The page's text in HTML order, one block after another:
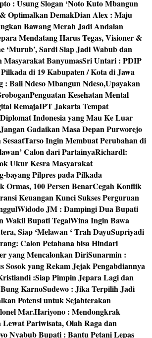
: Usung Slogan ‘Noto Kuto Mbangun
Optimalkan DemakDian Alex : Maju
Bawang Merah Jadi Andalan
Mendatang Harus Tegas, Visioner &
‘Murub’, Sardi Siap Jadi Wabub dan
Masyarakat BanyumasSri Untari : PDIP
di 19 Kabupaten / Kota di Jawa
: Bali Ndeso Mbangun Ndeso,Upayakan
Penguatan Kesehatan Mental
RemajaIPT Jakarta Tempat
Indonesia yang Mau Ke Luar
Gadaikan Masa Depan Purworejo
Tarso Ingin Membuat Perubahan di
Calon dari PartainyaRichardl:
Ukur Kesra Masyarakat
bayang Pilpres pada Pilkada
Ormas, 100 Persen BenarCegah Konflik
Keuangan Kunci Sukses Perguruan
Widodo JM : Dampingi Dua Bupati
Wakil Bupati TegalWina Ingin Bawa
Siap ‘Melawan ‘ Trah DayuSupriyadi
Calon Petahana bisa Hindari
yang Mencalonkan DiriSunarmin :
Sosok yang Rekam Jejak Pengabdiannya
:Siap Pimpin Jepara Lagi dan
KarnoSudewo : Jika Terpilih Jadi
Potensi untuk Sejahterakan
Mar.Hariyono : Mendongkrak
Lewat Pariwisata, Olah Raga dan
Nyabub Bupati : Bantu Petani Lepas